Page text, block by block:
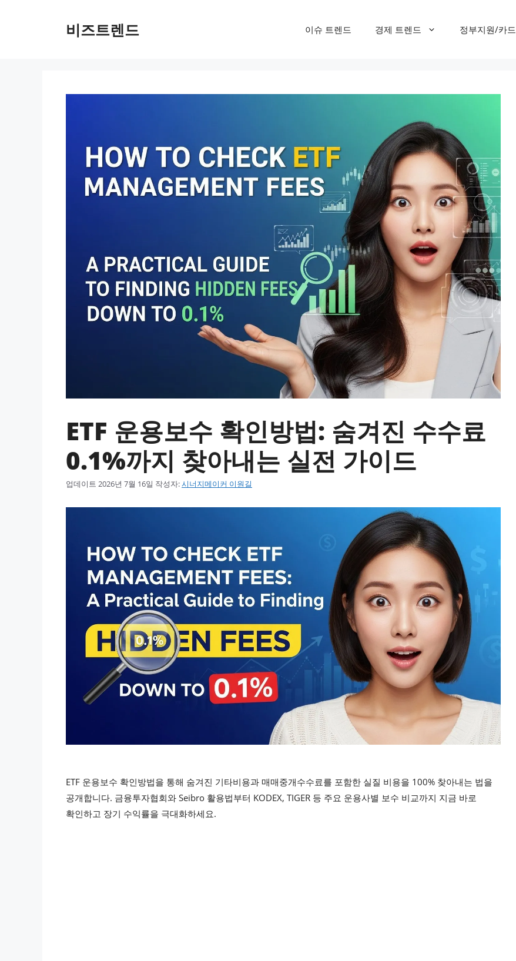
비즈트렌드 이슈 트렌드 경제 트렌드 정부지원/카드
ETF 운용보수 확인방법: 숨겨진 수수료
0.1%까지 찾아내는 실전 가이드
업데이트 2026년 7월 16일 작성자:시너지메이커 이원길
ETF 운용보수 확인방법을 통해 숨겨진 기타비용과 매매중개수수료를 포함한 실질 비용을 100% 찾아내는 법을
공개합니다. 금융투자협회와 Seibro 활용법부터 KODEX, TIGER 등 주요 운용사별 보수 비교까지 지금 바로
확인하고 장기 수익률을 극대화하세요.